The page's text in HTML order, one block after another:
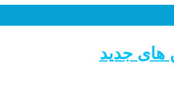
های جدید